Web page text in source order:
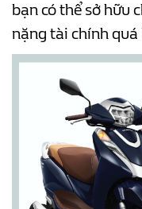
bạn có thể sở hữu
nặng tài chính quá